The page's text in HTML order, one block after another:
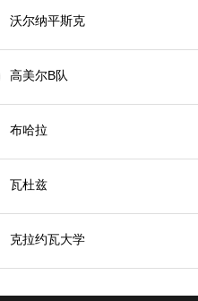
沃尔纳平斯克
高美尔B队
布哈拉
瓦杜兹
克拉约瓦大学